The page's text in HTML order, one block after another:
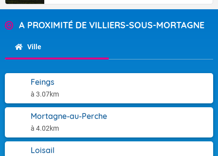
A PROXIMITÉ DE VILLIERS-SOUS-MORTAGNE
Ville
Feings
à 3.07km
Mortagne-au-Perche
à 4.02km
Loisail